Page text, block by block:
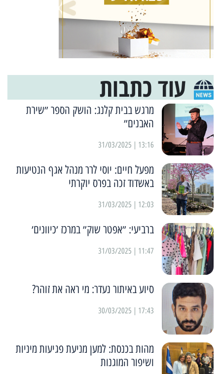
עוד כתבות
מרגש בבית קלנג: הושק הספר ״שירת
האבנים״
13:16 | 31/03/2025
מפעל חיים: יוסי לרר מנהל אגף הנטיעות
באשדוד זכה בפרס יוקרתי
12:03 | 31/03/2025
ברביעי: ״אפטר שוק״ במרכז ׳כיוונים׳
11:47 | 31/03/2025
סיוע באיתור נעדר: מי ראה את זוהר?
17:43 | 30/03/2025
מהות בכנסת: למען מניעת פגיעות מיניות
ושיפור המוגנות